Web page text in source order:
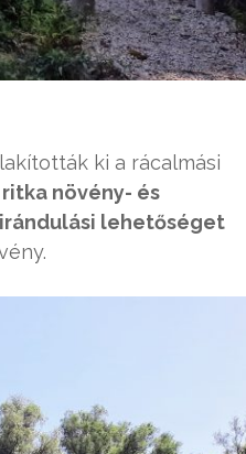
ki a rácalmási
növény- és
lehetőséget